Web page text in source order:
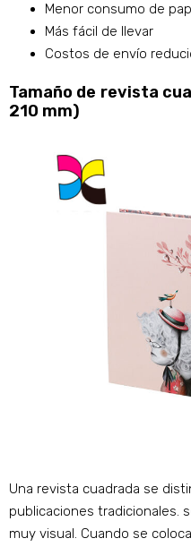
Menor consumo de
Más fácil de llevar
Costos de envío
Tamaño de revista
210 mm)
Una revista cuadrada se
publicaciones tradicionales.
muy visual. Cuando se